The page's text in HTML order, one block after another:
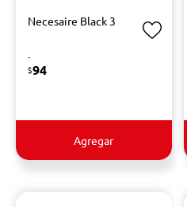
Necesaire Black 3
-
$94
Agregar